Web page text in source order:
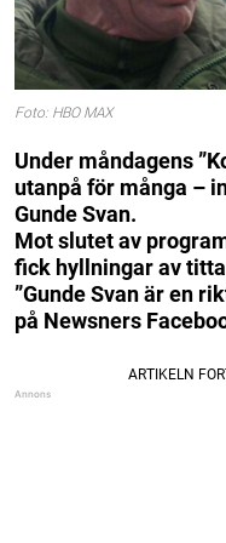
Foto: HBO MAX
Under måndagens
utanpå för många –
Gunde Svan.
Mot slutet av
fick hyllningar av
”Gunde Svan är en
på Newsners